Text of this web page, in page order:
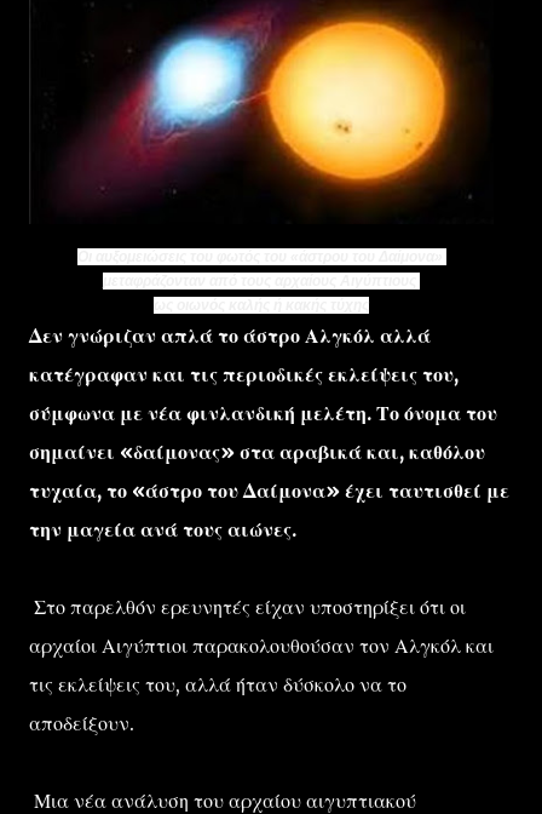
Δεν γνώριζαν απλά το άστρο Αλγκόλ αλλά
κατέγραφαν και τις περιοδικές εκλείψεις του,
σύμφωνα με νέα φινλανδική μελέτη. Το όνομα του
σημαίνει «δαίμονας» στα αραβικά και, καθόλου
τυχαία, το «άστρο του Δαίμονα» έχει ταυτισθεί με
την μαγεία ανά τους αιώνες.
Στο παρελθόν ερευνητές είχαν υποστηρίξει ότι οι
αρχαίοι Αιγύπτιοι παρακολουθούσαν τον Αλγκόλ και
τις εκλείψεις του, αλλά ήταν δύσκολο να το
αποδείξουν.
Μια νέα ανάλυση του αρχαίου αιγυπτιακού